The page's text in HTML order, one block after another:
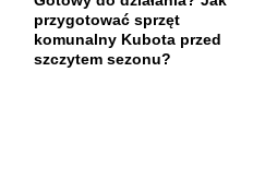
przygotować sprzęt
komunalny Kubota przed
szczytem sezonu?